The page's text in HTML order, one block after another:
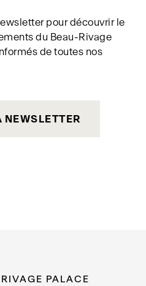
pour découvrir le
du Beau-Rivage
de toutes nos
NEWSLETTER
PALACE